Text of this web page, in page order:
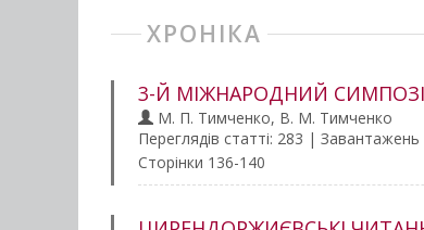
ХРОНІКА
3-Й МІЖНАРОДНИЙ
М. П. Тимченко, В. М. Тимченко
Переглядів статті: 283 | Завантажень
Сторінки 136-140